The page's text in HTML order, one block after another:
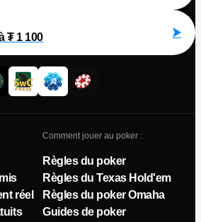
₮ 1 100
réel
Comment jouer au poker :
Règles du poker
Règles du Texas Hold'em
Règles du poker Omaha
Guides de poker